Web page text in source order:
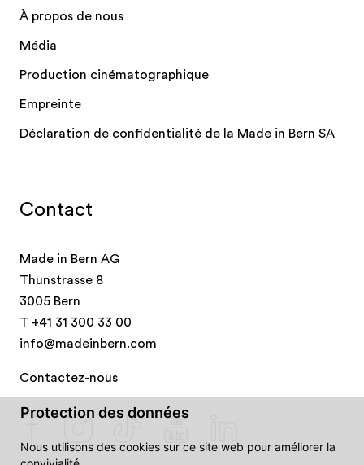
Contact
Made in Bern AG
Thunstrasse 8
3005 Bern
T +41 31 300 33 00
info@madeinbern.com
Contactez-nous
À propos de nous
Média
Production cinématographique
Empreinte
Déclaration de confidentialité de la Made in Bern SA
Protection des données
Nous utilisons des cookies sur ce site web pour améliorer la